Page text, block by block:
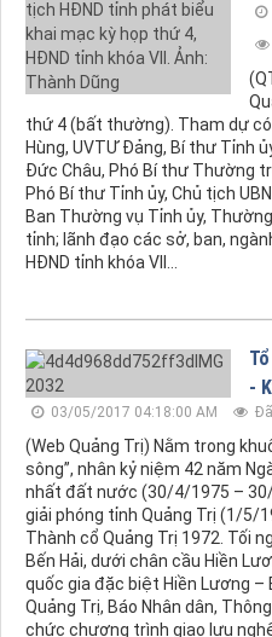
thứ 4 (bất thường). Tham dự
Hùng, UVTƯ Đảng, Bí thư Tỉnh
Đức Châu, Phó Bí thư Thường
Phó Bí thư Tỉnh ủy, Chủ tịch
Ban Thường vụ Tỉnh ủy,
tỉnh; lãnh đạo các sở, ban,
HĐND tỉnh khóa VII…
-
03/05/2017 04:18:00 AM
(Web Quảng Trị) Nằm trong
sông”, nhân kỷ niệm 42 năm
nhất đất nước (30/4/1975 –
giải phóng tỉnh Quảng Trị (1/5/
Thành cổ Quảng Trị 1972. Tối
Bến Hải, dưới chân cầu Hiền
quốc gia đặc biệt Hiền Lương –
Quảng Trị, Báo Nhân dân,
chức chương trình giao lưu